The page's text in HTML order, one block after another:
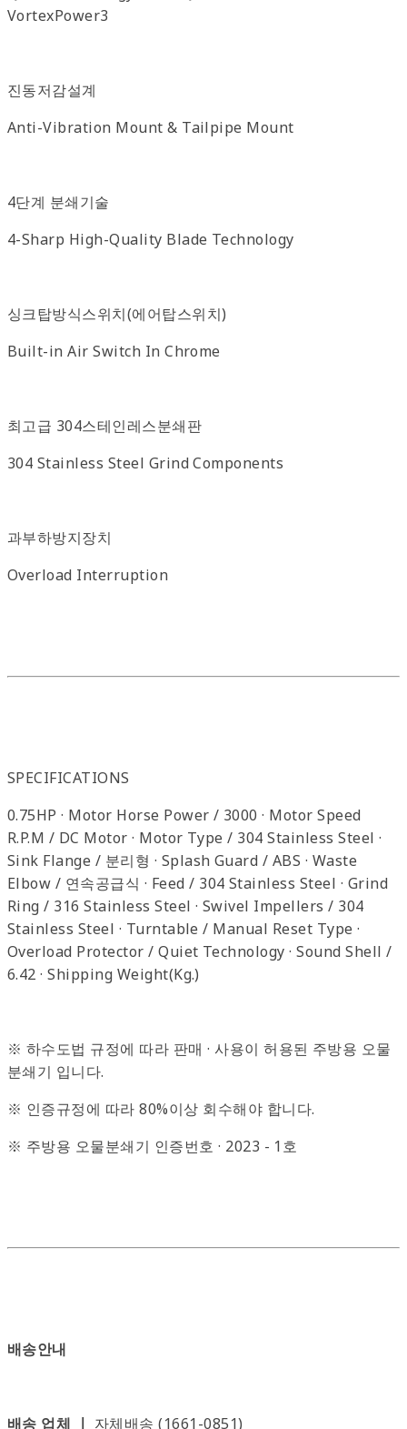
VortexPower3
진동저감설계
Anti-Vibration Mount & Tailpipe Mount
4단계 분쇄기술
4-Sharp High-Quality Blade Technology
싱크탑방식스위치(에어탑스위치)
Built-in Air Switch In Chrome
최고급 304스테인레스분쇄판
304 Stainless Steel Grind Components
과부하방지장치
Overload Interruption
SPECIFICATIONS
0.75HP · Motor Horse Power / 3000 · Motor Speed
R.P.M / DC Motor · Motor Type / 304 Stainless Steel ·
Sink Flange / 분리형 · Splash Guard / ABS · Waste
Elbow / 연속공급식 · Feed / 304 Stainless Steel · Grind
Ring / 316 Stainless Steel · Swivel Impellers / 304
Stainless Steel · Turntable / Manual Reset Type ·
Overload Protector / Quiet Technology · Sound Shell /
6.42 · Shipping Weight(Kg.)
※ 하수도법 규정에 따라 판매 · 사용이 허용된 주방용 오물
분쇄기 입니다.
※ 인증규정에 따라 80%이상 회수해야 합니다.
※ 주방용 오물분쇄기 인증번호 · 2023 - 1호
배송안내
배송 업체 ㅣ 자체배송 (1661-0851)